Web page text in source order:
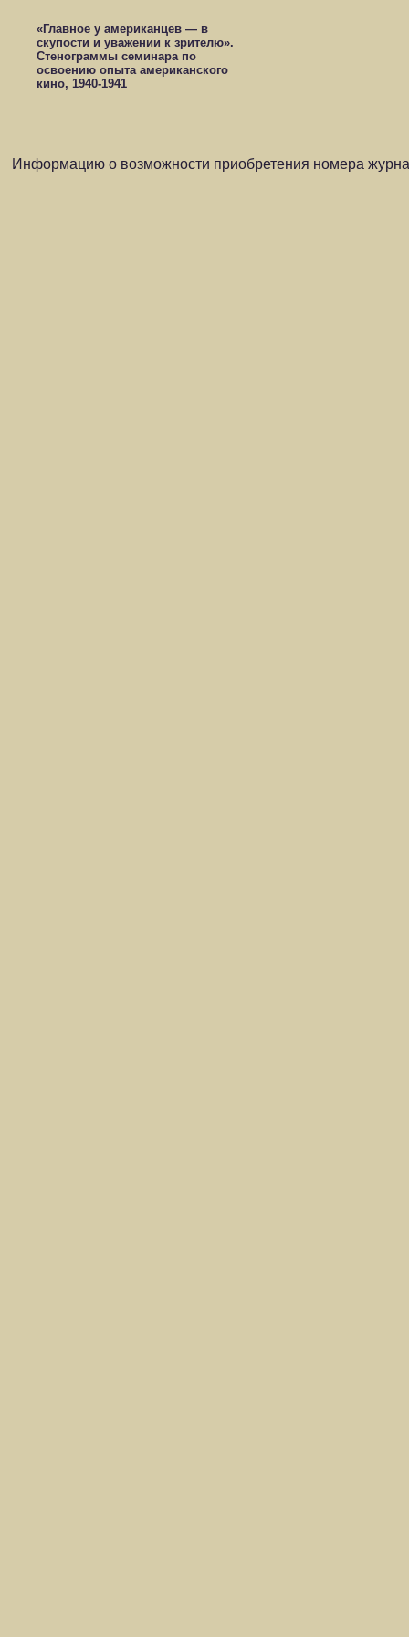
«Главное у американцев — в
скупости и уважении к зрителю».
Стенограммы семинара по
освоению опыта американского
кино, 1940-1941
Информацию о возможности приобретения номера